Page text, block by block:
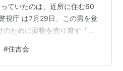
ていたのは、近所に住む60
視庁 は7月29日、この男を覚
ために薬物を売り渡す「営
幸平一家 」系の元組員で、
男は容疑を否認している。 な
#住吉会